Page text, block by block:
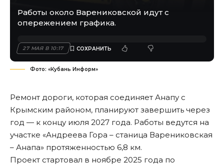
Работы около Варениковской идут с
опережением графика.
27 МАЯ В 10:17
Фото: «Кубань Информ»
Ремонт дороги, которая соединяет Анапу с
Крымским районом, планируют завершить через
год — к концу июля 2027 года. Работы ведутся на
участке «Андреева Гора – станица Варениковская
– Анапа» протяженностью 6,8 км.
Проект стартовал в ноябре 2025 года по